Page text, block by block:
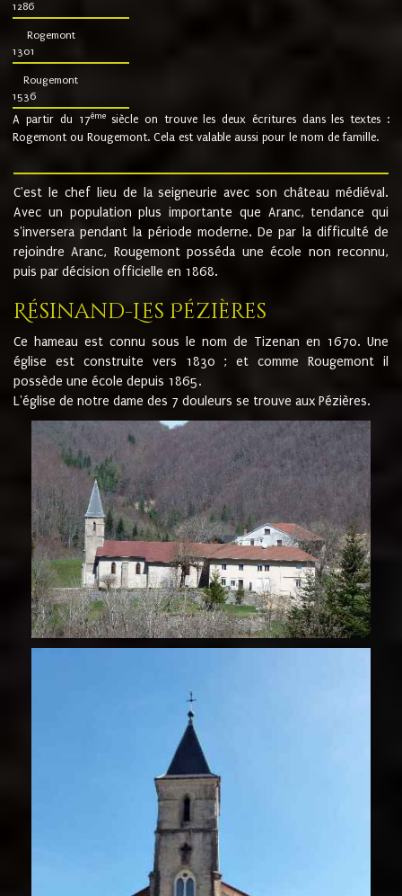
1286
Rogemont
1301
Rougemont
1536
A partir du 17ème siècle on trouve les deux écritures dans les textes :
Rogemont ou Rougemont. Cela est valable aussi pour le nom de famille.
C'est le chef lieu de la seigneurie avec son château médiéval.
Avec un population plus importante que Aranc, tendance qui
s'inversera pendant la période moderne. De par la difficulté de
rejoindre Aranc, Rougemont posséda une école non reconnu,
puis par décision officielle en 1868.
Résinand-Les Pézières
Ce hameau est connu sous le nom de Tizenan en 1670. Une
église est construite vers 1830 ; et comme Rougemont il
possède une école depuis 1865.
L'église de notre dame des 7 douleurs se trouve aux Pézières.